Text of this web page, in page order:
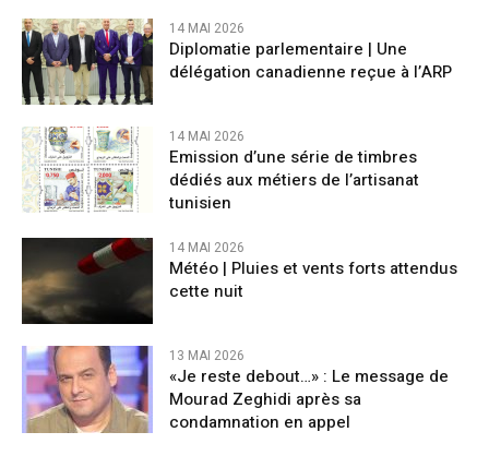
14 MAI 2026
Diplomatie parlementaire | Une
délégation canadienne reçue à l’ARP
14 MAI 2026
Emission d’une série de timbres
dédiés aux métiers de l’artisanat
tunisien
14 MAI 2026
Météo | Pluies et vents forts attendus
cette nuit
13 MAI 2026
«Je reste debout…» : Le message de
Mourad Zeghidi après sa
condamnation en appel